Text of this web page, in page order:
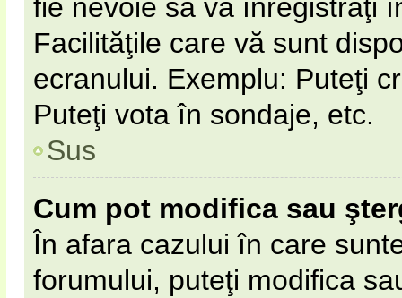
fie nevoie să vă înregistraţi
Facilităţile care vă sunt
ecranului. Exemplu: Puteţi
Puteţi vota în sondaje, etc.
Sus
Cum pot modifica sau
În afara cazului în care
forumului, puteţi modifica